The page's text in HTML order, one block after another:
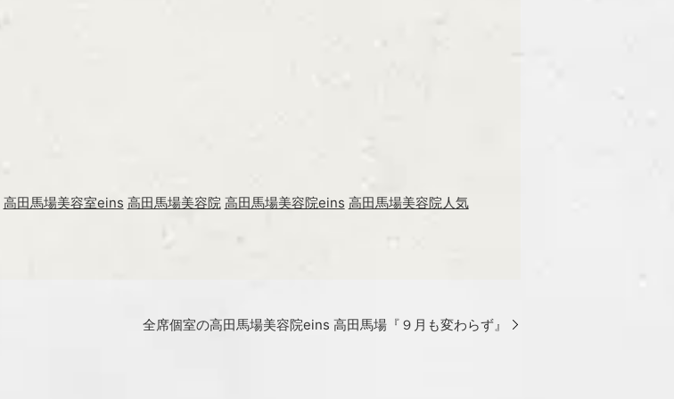
高田馬場美容室eins 高田馬場美容院 高田馬場美容院eins 高田馬場美容院人気
全席個室の高田馬場美容院eins 高田馬場『９月も変わらず』